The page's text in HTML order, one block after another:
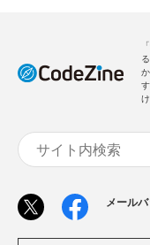
メール